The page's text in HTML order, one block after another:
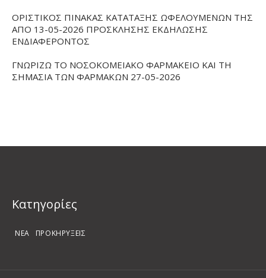
ΟΡΙΣΤΙΚΟΣ ΠΙΝΑΚΑΣ ΚΑΤΑΤΑΞΗΣ ΩΦΕΛΟΥΜΕΝΩΝ ΤΗΣ
ΑΠΟ 13-05-2026 ΠΡΟΣΚΛΗΣΗΣ ΕΚΔΗΛΩΣΗΣ
ΕΝΔΙΑΦΕΡΟΝΤΟΣ
ΓΝΩΡΙΖΩ ΤΟ ΝΟΣΟΚΟΜΕΙΑΚΟ ΦΑΡΜΑΚΕΙΟ ΚΑΙ ΤΗ
ΣΗΜΑΣΙΑ ΤΩΝ ΦΑΡΜΑΚΩΝ 27-05-2026
Kατηγορίες
ΝΕΑ ΠΡΟΚΗΡΥΞΕΙΣ